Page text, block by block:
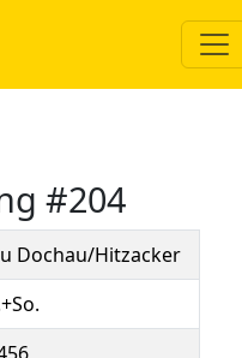
#204
Dochau/Hitzacker